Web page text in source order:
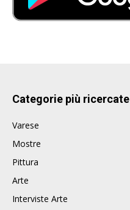
Categorie più ricercate
Varese
Mostre
Pittura
Arte
Interviste Arte